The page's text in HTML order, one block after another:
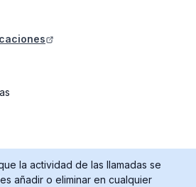
la actividad de las llamadas se
añadir o eliminar en cualquier